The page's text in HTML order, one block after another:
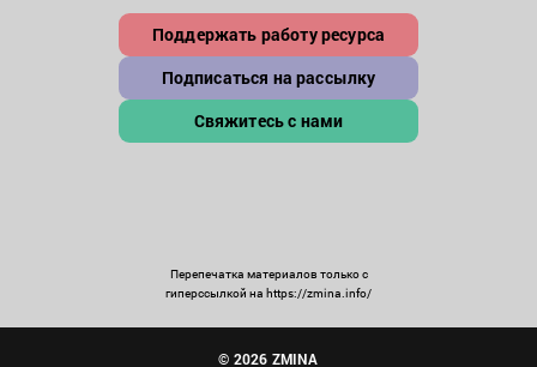
Поддержать работу ресурса
Подписаться на рассылку
Свяжитесь с нами
Перепечатка материалов только с
гиперссылкой на https://zmina.info/
© 2026 ZMINA